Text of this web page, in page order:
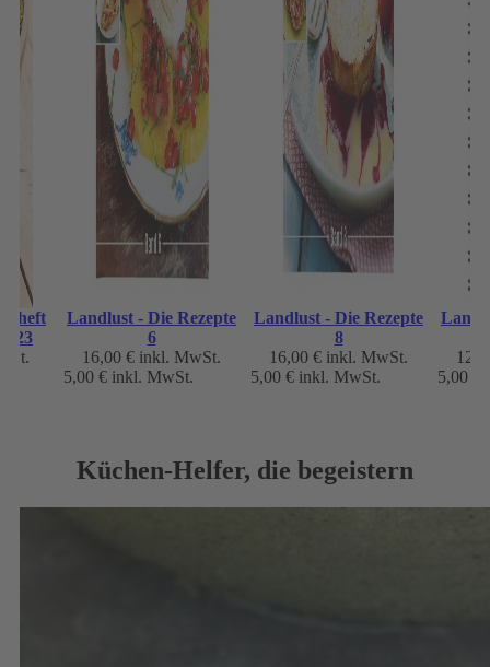
Landlust - Die Rezepte
6
16,00 € inkl. MwSt.
5,00 € inkl. MwSt.
Landlust - Die Rezepte
8
16,00 € inkl. MwSt.
5,00 € inkl. MwSt.
5,00 €
Küchen-Helfer, die begeistern